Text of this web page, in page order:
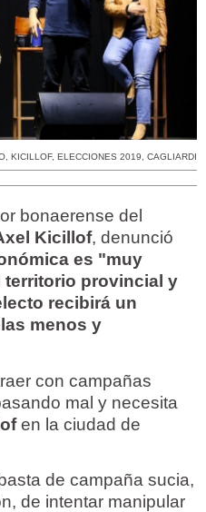
, KICILLOF, ELECCIONES 2019, CAGLIARDI
bonaerense del
Kicillof, denunció
es "muy
provincial y
recibirá un
menos y
con campañas
mal y necesita
en la ciudad de
de campaña sucia,
de intentar manipular